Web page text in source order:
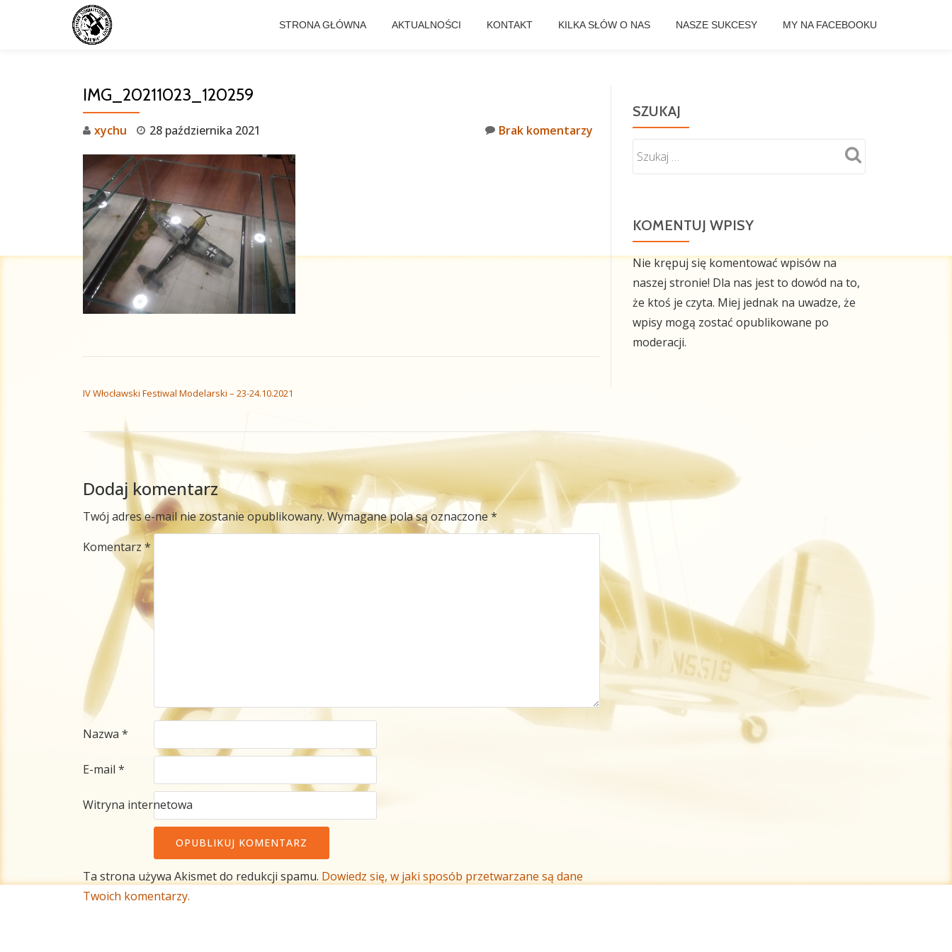
STRONA GŁÓWNA AKTUALNOŚCI KONTAKT KILKA SŁÓW O NAS NASZE SUKCESY MY NA FACEBOOKU
IMG_20211023_120259
xychu 28 października 2021 Brak komentarzy
IV Włocławski Festiwal Modelarski – 23-24.10.2021
Dodaj komentarz
Twój adres e-mail nie zostanie opublikowany.Wymagane pola są oznaczone*
Komentarz *
Nazwa *
E-mail *
Witryna internetowa
Ta strona używa Akismet do redukcji spamu. Dowiedz się, w jaki sposób przetwarzane są dane
Twoich komentarzy.
SZUKAJ
KOMENTUJ WPISY
Nie krępuj się komentować wpisów na
naszej stronie! Dla nas jest to dowód na to,
że ktoś je czyta. Miej jednak na uwadze, że
wpisy mogą zostać opublikowane po
moderacji.